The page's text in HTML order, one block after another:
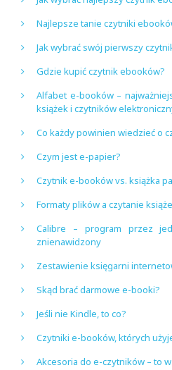
Najlepsze tanie czytniki
Jak wybrać swój pierwszy
Gdzie kupić czytnik ebooków?
Alfabet e-booków –
książek i czytników
Co każdy powinien wiedzieć o
Czym jest e-papier?
Czytnik e-booków vs. książka
Formaty plików a czytanie
Calibre – program przez
znienawidzony
Zestawienie księgarni
Skąd brać darmowe e-booki?
Jeśli nie Kindle, to co?
Czytniki e-booków, których
Akcesoria do e-czytników – to